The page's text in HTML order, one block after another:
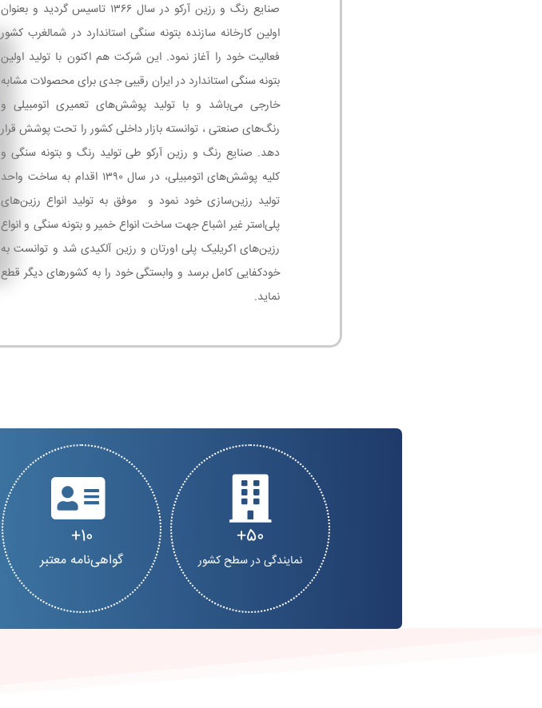
صنایع رنگ و رزین آرکو در سال ۱۳۶۶ تاسیس گردید و بعنوان
اولین کارخانه سازنده بتونه سنگی استاندارد در شمالغرب کشور
فعالیت خود را آغاز نمود. این شرکت هم اکنون با تولید اولین
بتونه سنگی استاندارد در ایران رقیبی جدی برای محصولات مشابه
خارجی می‌باشد و با تولید پوشش‌های تعمیری اتومبیلی و
رنگ‌های صنعتی ، توانسته بازار داخلی کشور را تحت پوشش قرار
دهد. صنایع رنگ و رزین آرکو طی تولید رنگ و بتونه سنگی و
کلیه پوشش‌های اتومبیلی، در سال ۱۳۹۰ اقدام به ساخت واحد
تولید رزین‌سازی خود نمود و موفق به تولید انواع رزین‌های
پلی‌استر غیر اشباع جهت ساخت انواع خمیر و بتونه سنگی و انواع
رزین‌های اکریلیک پلی اورتان و رزین آلکیدی شد و توانست به
خودکفایی کامل برسد و وابستگی خود را به کشورهای دیگر قطع
نماید.
50
نمایندگی در سطح کشور
10
گواهی‌نامه معتبر